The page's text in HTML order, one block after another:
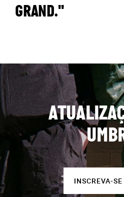
GRAND."
INSCREVA-